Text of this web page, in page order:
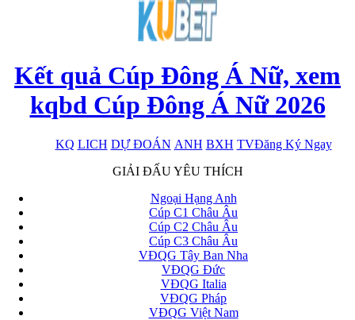
Kết quả Cúp Đông Á Nữ, xem
kqbd Cúp Đông Á Nữ 2026
KQ LICH DỰ ĐOÁN ANH BXH TVĐăng Ký Ngay
x
GIẢI ĐẤU YÊU THÍCH
Ngoại Hạng Anh
Cúp C1 Châu Âu
Cúp C2 Châu Âu
Cúp C3 Châu Âu
VĐQG Tây Ban Nha
VĐQG Đức
VĐQG Italia
VĐQG Pháp
VĐQG Việt Nam